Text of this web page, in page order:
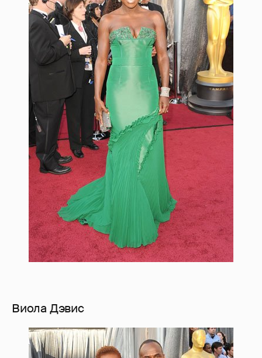
Виола Дэвис